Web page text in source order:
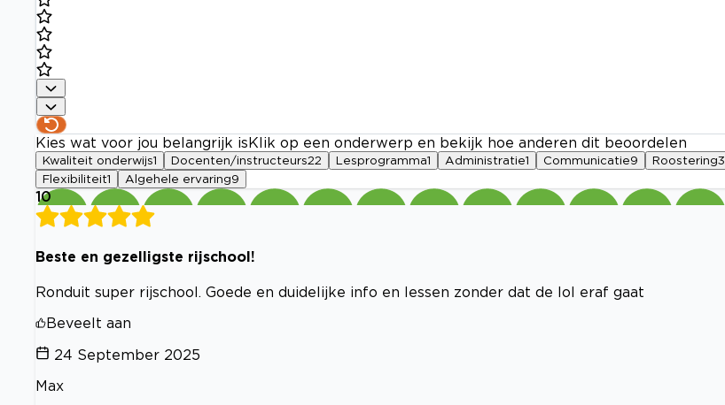
Kies wat voor jou belangrijk is Klik op een onderwerp en bekijk hoe anderen dit beoordelen
Kwaliteit onderwijs1 Docenten/instructeurs22 Lesprogramma1 Administratie1 Communicatie9 Roostering3
Flexibiliteit1 Algehele ervaring9
10
Beste en gezelligste rijschool!
Ronduit super rijschool. Goede en duidelijke info en lessen zonder dat de lol eraf gaat
Beveelt aan
24 September 2025
Max